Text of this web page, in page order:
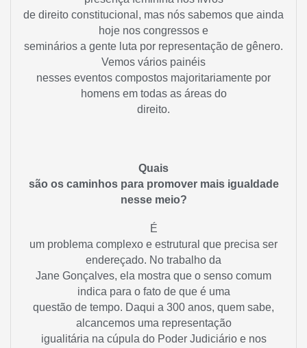
de direito constitucional, mas nós sabemos que ainda
hoje nos congressos e
seminários a gente luta por representação de gênero.
Vemos vários painéis
nesses eventos compostos majoritariamente por
homens em todas as áreas do
direito.
Quais
são os caminhos para promover mais igualdade
nesse meio?
É
um problema complexo e estrutural que precisa ser
endereçado. No trabalho da
Jane Gonçalves, ela mostra que o senso comum
indica para o fato de que é uma
questão de tempo. Daqui a 300 anos, quem sabe,
alcancemos uma representação
igualitária na cúpula do Poder Judiciário e nos